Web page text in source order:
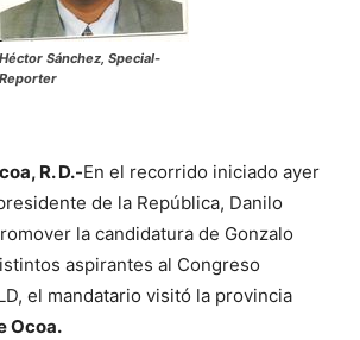
Héctor Sánchez, Special-
Reporter
R. D.-En el recorrido iniciado ayer
de la República, Danilo
la candidatura de Gonzalo
aspirantes al Congreso
el mandatario visitó la provincia
Ocoa.